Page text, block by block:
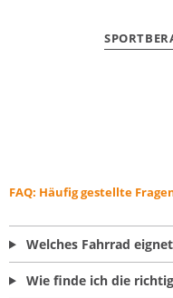
FAQ: Häufig gestellte
Welches Fahrrad
Wie finde ich die